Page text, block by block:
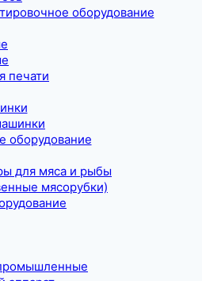
оборудование
печати
оборудование
для мяса и рыбы
мясорубки)